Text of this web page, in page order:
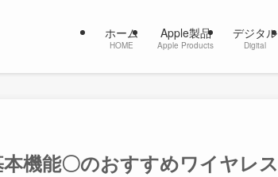
ホーム
HOME
Apple製品
Apple Products
デジタル
Digital
機能〇のおすすめワイヤレス